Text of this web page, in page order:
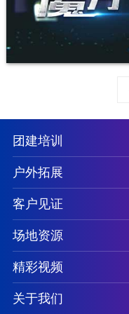
团建培训
户外拓展
客户见证
场地资源
精彩视频
关于我们